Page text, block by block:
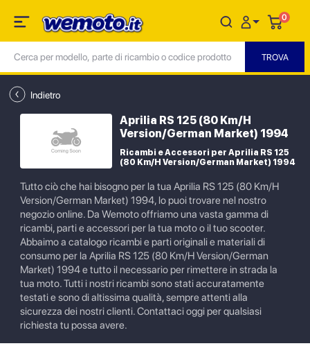
0
Indietro
Aprilia RS 125 (80 Km/H
Version/German Market) 1994
Ricambi e Accessori per Aprilia RS 125
(80 Km/H Version/German Market) 1994
Tutto ciò che hai bisogno per la tua Aprilia RS 125 (80 Km/H
Version/German Market) 1994, lo puoi trovare nel nostro
negozio online. Da Wemoto offriamo una vasta gamma di
ricambi, parti e accessori per la tua moto o il tuo scooter.
Abbaimo a catalogo ricambi e parti originali e materiali di
consumo per la Aprilia RS 125 (80 Km/H Version/German
Market) 1994 e tutto il necessario per rimettere in strada la
tua moto. Tutti i nostri ricambi sono stati accuratamente
testati e sono di altissima qualità, sempre attenti alla
sicurezza dei nostri clienti. Contattaci oggi per qualsiasi
richiesta tu possa avere.